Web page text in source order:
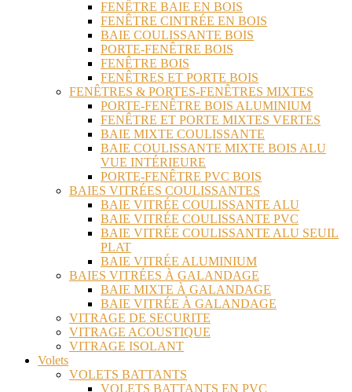
FENÊTRE BAIE EN BOIS
FENÊTRE CINTRÉE EN BOIS
BAIE COULISSANTE BOIS
PORTE-FENÊTRE BOIS
FENÊTRE BOIS
FENÊTRES ET PORTE BOIS
FENÊTRES & PORTES-FENÊTRES MIXTES
PORTE-FENÊTRE BOIS ALUMINIUM
FENÊTRE ET PORTE MIXTES VERTES
BAIE MIXTE COULISSANTE
BAIE COULISSANTE MIXTE BOIS ALU
VUE INTÉRIEURE
PORTE-FENÊTRE PVC BOIS
BAIES VITRÉES COULISSANTES
BAIE VITRÉE COULISSANTE ALU
BAIE VITRÉE COULISSANTE PVC
BAIE VITRÉE COULISSANTE ALU SEUIL
PLAT
BAIE VITRÉE ALUMINIUM
BAIES VITRÉES À GALANDAGE
BAIE MIXTE À GALANDAGE
BAIE VITRÉE À GALANDAGE
VITRAGE DE SECURITE
VITRAGE ACOUSTIQUE
VITRAGE ISOLANT
Volets
VOLETS BATTANTS
VOLETS BATTANTS EN PVC